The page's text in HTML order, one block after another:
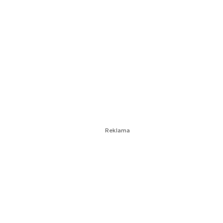
Reklama